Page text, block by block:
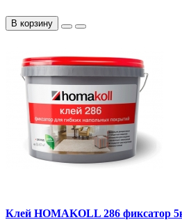
В корзину
Клей HOMAKOLL 286 фиксатор